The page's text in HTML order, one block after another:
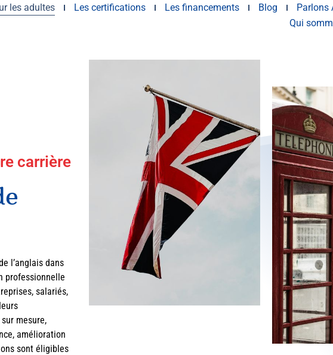
les adultes Les certifications Les financements Blog
Parlons
Qui
carrière
l’anglais dans
professionnelle
salariés,
mesure,
amélioration
sont éligibles